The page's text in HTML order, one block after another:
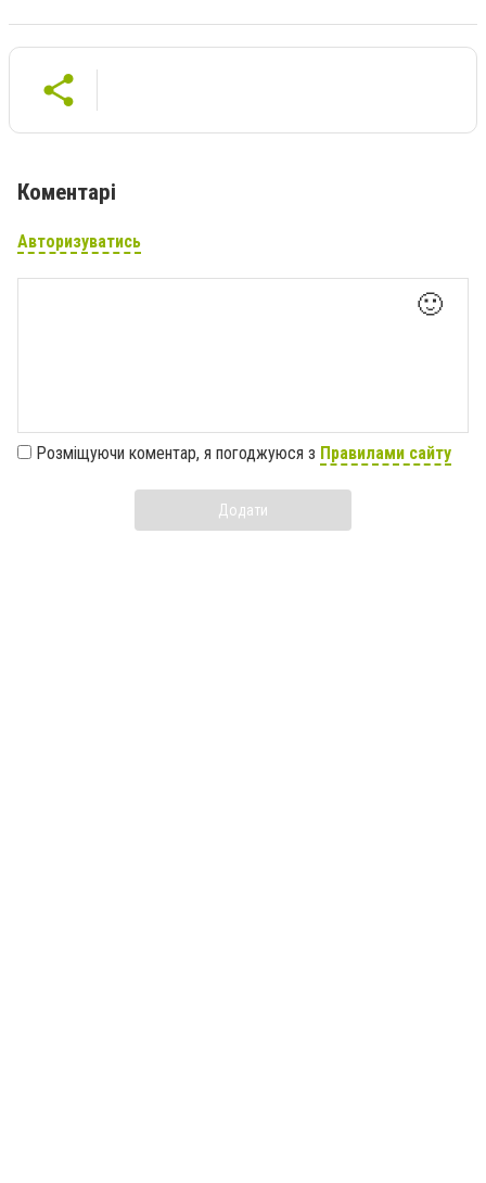
Коментарі
Авторизуватись
🙂
Розміщуючи коментар, я погоджуюся з Правилами сайту
Додати